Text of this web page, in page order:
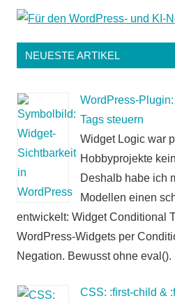
NEUESTE ARTIKEL
WordPress-
Tags steuern
Widget Logic war
Hobbyprojekte
Deshalb habe ich
Modellen einen
entwickelt: Widget Conditional
WordPress-Widgets per
Negation. Bewusst ohne eval().
CSS: :first-child &